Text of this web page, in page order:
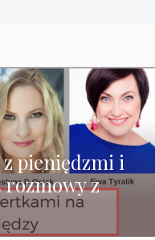
pieniędzmi i
rozmowy z